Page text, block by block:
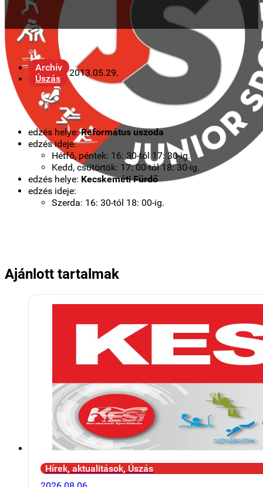
Archív
Úszás
2013.05.29.
edzés helye:Református uszoda
edzés ideje:
Hétfő, péntek: 16: 30-tól 17: 30-ig.
Kedd, csütörtök: 17: 00-tól 18: 30-ig.
edzés helye: Kecskeméti Fürdő
edzés ideje:
Szerda: 16: 30-tól 18: 00-ig.
Ajánlott tartalmak
Hírek, aktualitások, Úszás